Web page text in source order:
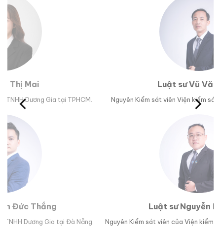
Nguyên Kiểm sát viên Viện kiểm sát nhân dân tỉnh Phú Yên.
Luật sư Nguyễn Hoài Bão
Nguyên Kiểm sát viên của Viện kiểm sát nhân dân TP Đà Nẵng.